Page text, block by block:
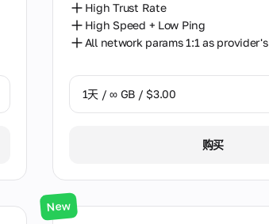
High Trust Rate
High Speed + Low Ping
All network params 1:1 as provider's
1天 / ∞ GB / $3.00
购买
New